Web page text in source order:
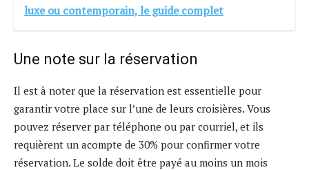
luxe ou contemporain, le guide complet
Une note sur la réservation
Il est à noter que la réservation est essentielle pour
garantir votre place sur l’une de leurs croisières. Vous
pouvez réserver par téléphone ou par courriel, et ils
requièrent un acompte de 30% pour confirmer votre
réservation. Le solde doit être payé au moins un mois